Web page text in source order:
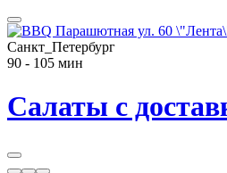
Санкт_Петербург
90 - 105 мин
Салаты с